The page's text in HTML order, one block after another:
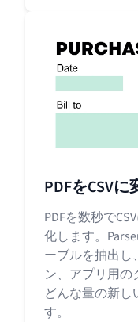
PDFをCSVに
PDFを数秒で
化します。
ーブルを抽出し
ン、アプリ用の
どんな量の新し
す。